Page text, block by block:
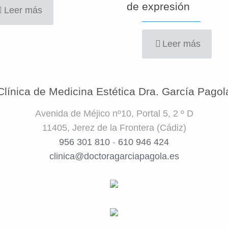
Leer más de expresión
Leer más
de Medicina Estética Dra. García
Avenida de Méjico nº10, Portal 5, 2 º D
11405, Jerez de la Frontera (Cádiz)
956 301 810 - 610 946 424
clinica@doctoragarciapagola.es